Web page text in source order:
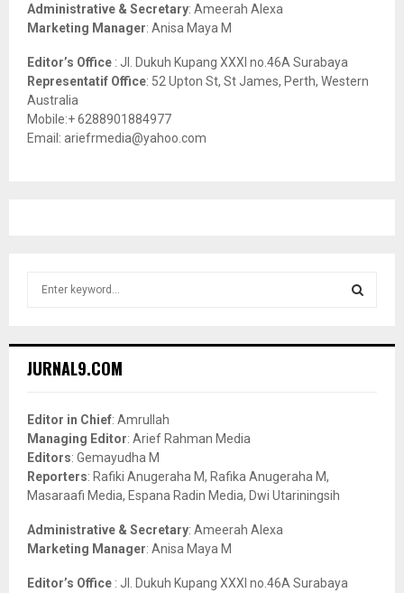
Administrative & Secretary: Ameerah Alexa
Marketing Manager: Anisa Maya M
Editor’s Office : Jl. Dukuh Kupang XXXI no.46A Surabaya
Representatif Office: 52 Upton St, St James, Perth, Western
Australia
Mobile:+ 6288901884977
Email: ariefrmedia@yahoo.com
h
o
r
:
JURNAL9.COM
Editor in Chief: Amrullah
Managing Editor: Arief Rahman Media
Editors: Gemayudha M
Reporters: Rafiki Anugeraha M, Rafika Anugeraha M,
Masaraafi Media, Espana Radin Media, Dwi Utariningsih
Administrative & Secretary: Ameerah Alexa
Marketing Manager: Anisa Maya M
Editor’s Office : Jl. Dukuh Kupang XXXI no.46A Surabaya